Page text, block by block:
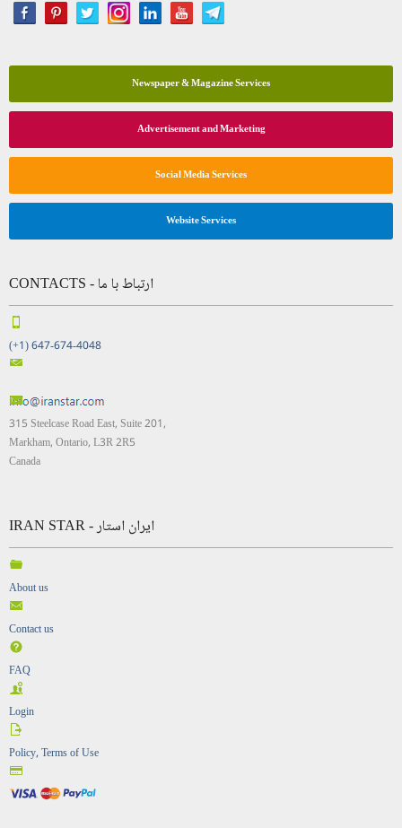
Newspaper & Magazine Services
Advertisement and Marketing
Social Media Services
Website Services
CONTACTS - ارتباط با ما
(+1) 647-674-4048
315 Steelcase Road East, Suite 201,
Markham, Ontario, L3R 2R5
Canada
IRAN STAR - ایران استار
About us
Contact us
FAQ
Login
Policy, Terms of Use